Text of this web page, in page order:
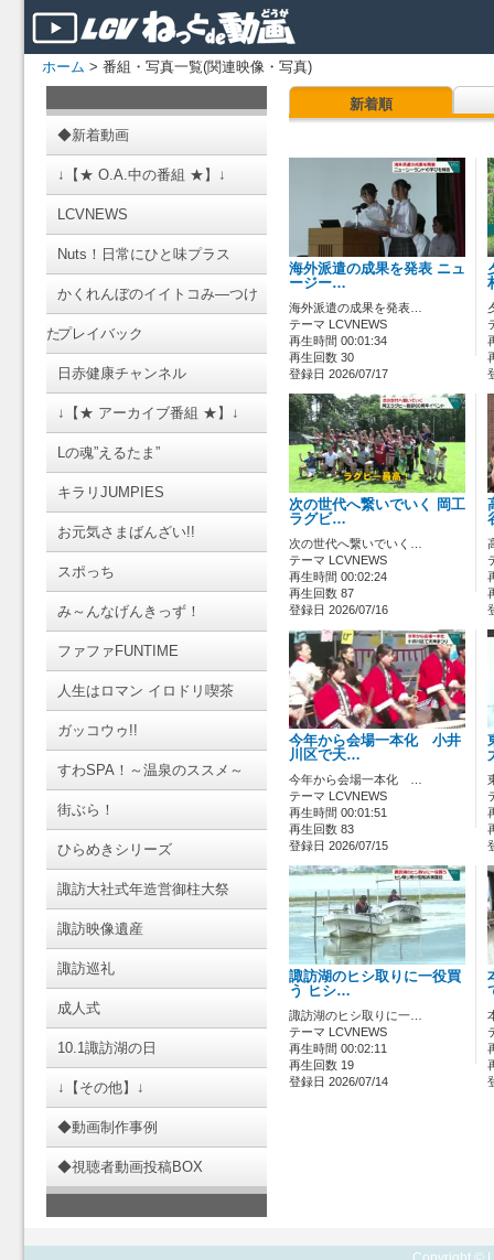
ホーム > 番組・写真一覧(関連映像・写真)
◆新着動画
↓【★ O.A.中の番組 ★】↓
LCVNEWS
Nuts！日常にひと味プラス
かくれんぼのイイトコみ―つけ
たプレイバック
日赤健康チャンネル
↓【★ アーカイブ番組 ★】↓
Lの魂”えるたま”
キラリJUMPIES
お元気さまばんざい!!
スポっち
み～んなげんきっず！
ファファFUNTIME
人生はロマン イロドリ喫茶
ガッコウゥ!!
すわSPA！～温泉のススメ～
街ぶら！
ひらめきシリーズ
諏訪大社式年造営御柱大祭
諏訪映像遺産
諏訪巡礼
成人式
10.1諏訪湖の日
↓【その他】↓
◆動画制作事例
◆視聴者動画投稿BOX
新着順
海外派遣の成果を発表 ニュ
ージー…
海外派遣の成果を発表…
テーマ LCVNEWS
再生時間 00:01:34
再生回数 30
登録日 2026/07/17
次の世代へ繋いでいく 岡工
ラグビ…
次の世代へ繋いでいく…
テーマ LCVNEWS
再生時間 00:02:24
再生回数 87
登録日 2026/07/16
今年から会場一本化 小井
川区で天…
今年から会場一本化 …
テーマ LCVNEWS
再生時間 00:01:51
再生回数 83
登録日 2026/07/15
諏訪湖のヒシ取りに一役買
う ヒシ…
諏訪湖のヒシ取りに一…
テーマ LCVNEWS
再生時間 00:02:11
再生回数 19
登録日 2026/07/14